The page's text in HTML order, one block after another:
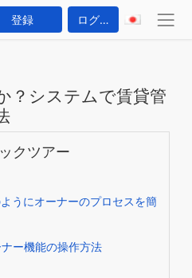
登録 ログイン
？システムで賃貸管
クツアー
うにオーナーのプロセスを簡
ー機能の操作方法